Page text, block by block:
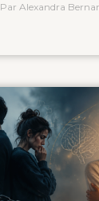
Par Alexandra